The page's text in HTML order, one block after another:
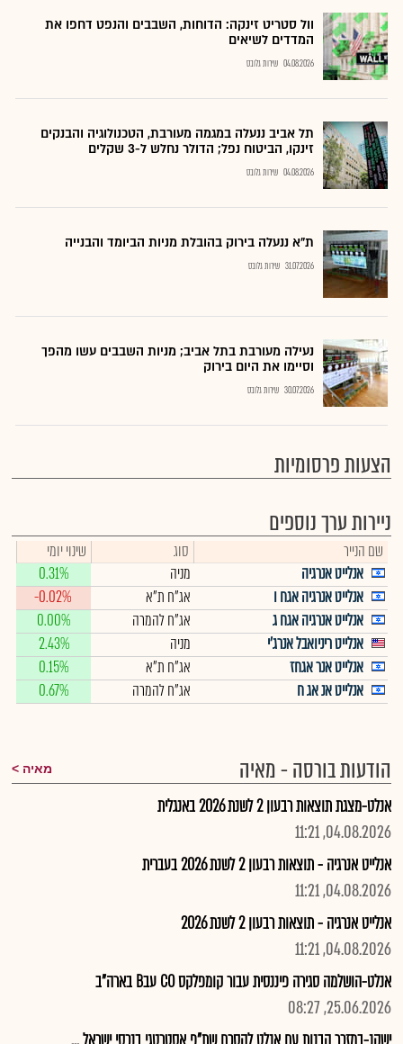
וול סטריט זינקה: הדוחות, השבבים והנפט דחפו את
המדדים לשיאים
04.08.2026 שירות גלובס
תל אביב ננעלה במגמה מעורבת, הטכנולוגיה והבנקים
זינקו, הביטוח נפל; הדולר נחלש ל-3 שקלים
04.08.2026 שירות גלובס
ת"א ננעלה בירוק בהובלת מניות הביומד והבנייה
31.07.2026 שירות גלובס
נעילה מעורבת בתל אביב; מניות השבבים עשו מהפך
וסיימו את היום בירוק
30.07.2026 שירות גלובס
הצעות פרסומיות
ניירות ערך נוספים
שם הנייר סוג
שינוי יומי
אנלייט אנרגיה
מניה
0.31%
אנלייט אנרגיה אגח ו
אג"ח ת"א
-0.02%
אנלייט אנרגיה אגח ג
אג"ח להמרה
0.00%
אנלייט ריניואבל אנרג'י
מניה
2.43%
אנלייט אנר אגחז
אג"ח ת"א
0.15%
אנלייט אנ אג ח
אג"ח להמרה 0.67%
הודעות בורסה - מאיה מאיה
אנלט-מצגת תוצאות רבעון 2 לשנת 2026 באנגלית
04.08.2026, 11:21
אנלייט אנרגיה - תוצאות רבעון 2 לשנת 2026 בעברית
04.08.2026, 11:21
אנלייט אנרגיה - תוצאות רבעון 2 לשנת 2026
04.08.2026, 11:21
אנלט-הושלמה סגירה פיננסית עבור קומפלקס CO עבB בארה"ב
25.06.2026, 08:27